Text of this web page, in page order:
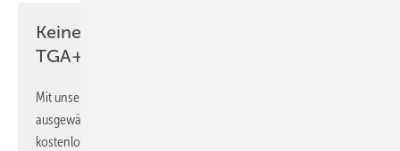
Keine Zeit? Kein Problem mit dem
TGA+E Newsletter!
Mit unserem Newsletter erhalten Sie regelmäßig von uns
ausgewählte Informationen und Neuigkeiten, gebündelt und
kostenlos direkt ins Postfach.